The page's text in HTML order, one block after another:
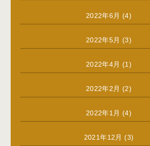
2022年6月 (4)
2022年5月 (3)
2022年4月 (1)
2022年2月 (2)
2022年1月 (4)
2021年12月 (3)